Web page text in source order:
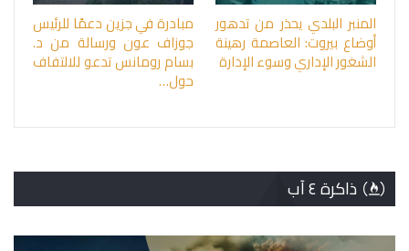
المنبر البلدي يحذر من تدهور
أوضاع بيروت: العاصمة رهينة
الشغور الإداري وسوء الإدارة
مبادرة في جزين دعمًا للرئيس
جوزاف عون ورسالة من د.
بسام رومانس تدعو للالتفاف
حول…
ذاكرة ٤ آب